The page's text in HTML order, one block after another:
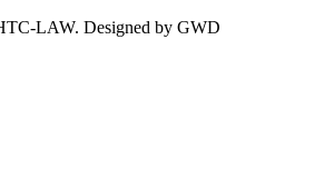
LAW. Designed by GWD